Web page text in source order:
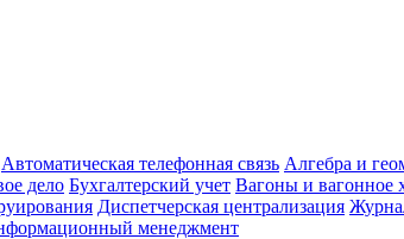
Автоматическая телефонная связь Алгебра и
дело Бухгалтерский учет Вагоны и вагонное
Диспетчерская централизация
менеджмент